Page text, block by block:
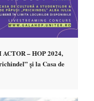
– HOP 2024,
și la Casa de